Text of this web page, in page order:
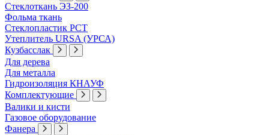
Стеклоткань ЭЗ-200
Фольма ткань
Стеклопластик РСТ
Утеплитель URSA (УРСА)
Кузбасслак
Для дерева
Для металла
Гидроизоляция КНАУФ
Комплектующие
Валики и кисти
Газовое оборудование
Фанера